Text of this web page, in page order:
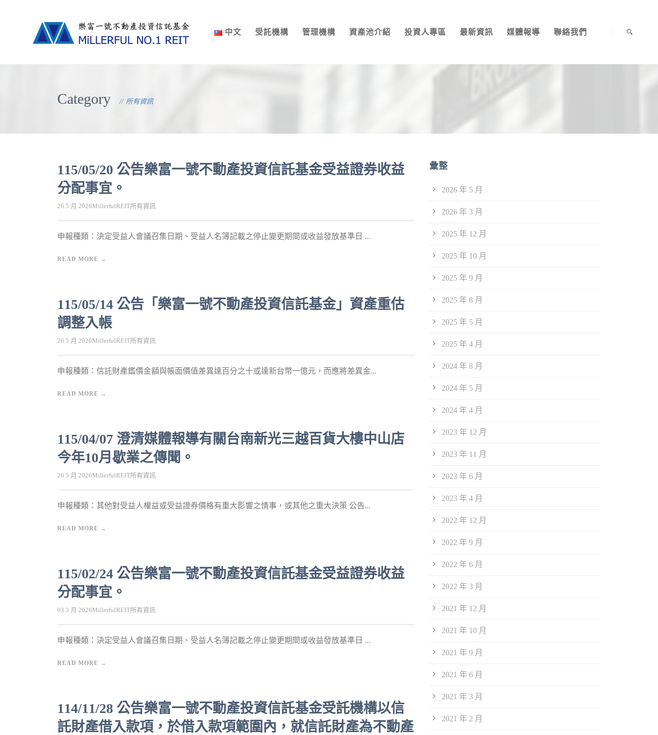
中文 受託機構 管理機構 資產池介紹 投資人專區 最新資訊 媒體報導 聯絡我們
Category 所有資訊
115/05/20 公告樂富一號不動產投資信託基金受益證券收益
分配事宜。
26 5 月 2026MillerfulREIT所有資訊
申報種類：決定受益人會議召集日期、受益人名簿記載之停止變更期間或收益發放基準日 ...
READ MORE →
115/05/14 公告「樂富一號不動產投資信託基金」資產重估
調整入帳
26 5 月 2026MillerfulREIT所有資訊
申報種類：信託財產鑑價金額與帳面價值差異達百分之十或達新台幣一億元，而應將差異金...
READ MORE →
115/04/07 澄清媒體報導有關台南新光三越百貨大樓中山店
今年10月歇業之傳聞。
26 5 月 2026MillerfulREIT所有資訊
申報種類：其他對受益人權益或受益證券價格有重大影響之情事，或其他之重大決策 公告...
READ MORE →
115/02/24 公告樂富一號不動產投資信託基金受益證券收益
分配事宜。
03 3 月 2026MillerfulREIT所有資訊
申報種類：決定受益人會議召集日期、受益人名簿記載之停止變更期間或收益發放基準日 ...
READ MORE →
114/11/28 公告樂富一號不動產投資信託基金受託機構以信
託財產借入款項，於借入款項範圍內，就信託財產為不動產
彙整
2026 年 5 月
2026 年 3 月
2025 年 12 月
2025 年 10 月
2025 年 9 月
2025 年 8 月
2025 年 5 月
2025 年 4 月
2024 年 8 月
2024 年 5 月
2024 年 4 月
2023 年 12 月
2023 年 11 月
2023 年 6 月
2023 年 4 月
2022 年 12 月
2022 年 9 月
2022 年 6 月
2022 年 3 月
2021 年 12 月
2021 年 10 月
2021 年 9 月
2021 年 6 月
2021 年 3 月
2021 年 2 月